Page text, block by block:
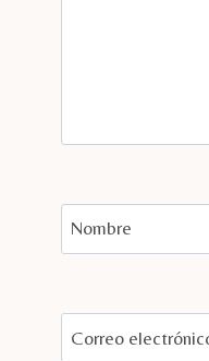
Nombre
Correo